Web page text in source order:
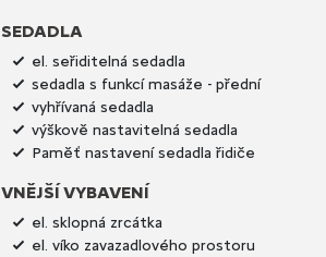
SEDADLA
el. seřiditelná sedadla
sedadla s funkcí masáže - přední
vyhřívaná sedadla
výškově nastavitelná sedadla
Paměť nastavení sedadla řidiče
VNĚJŠÍ VYBAVENÍ
el. sklopná zrcátka
el. víko zavazadlového prostoru